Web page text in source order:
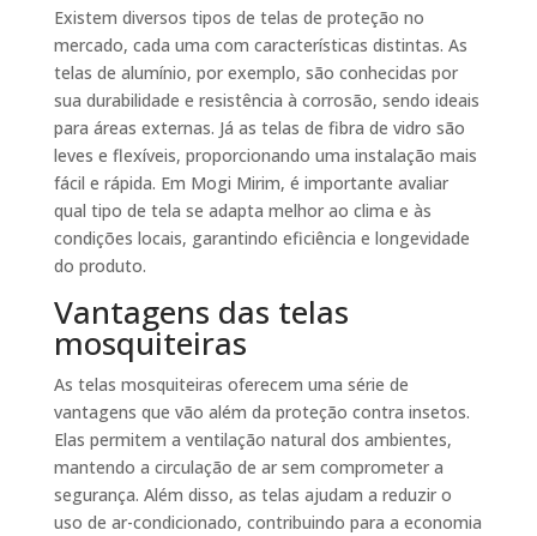
Existem diversos tipos de telas de proteção no
mercado, cada uma com características distintas. As
telas de alumínio, por exemplo, são conhecidas por
sua durabilidade e resistência à corrosão, sendo ideais
para áreas externas. Já as telas de fibra de vidro são
leves e flexíveis, proporcionando uma instalação mais
fácil e rápida. Em Mogi Mirim, é importante avaliar
qual tipo de tela se adapta melhor ao clima e às
condições locais, garantindo eficiência e longevidade
do produto.
Vantagens das telas
mosquiteiras
As telas mosquiteiras oferecem uma série de
vantagens que vão além da proteção contra insetos.
Elas permitem a ventilação natural dos ambientes,
mantendo a circulação de ar sem comprometer a
segurança. Além disso, as telas ajudam a reduzir o
uso de ar-condicionado, contribuindo para a economia